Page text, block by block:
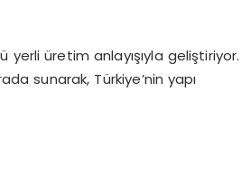
üretim anlayışıyla geliştiriyor.
sunarak, Türkiye’nin yapı